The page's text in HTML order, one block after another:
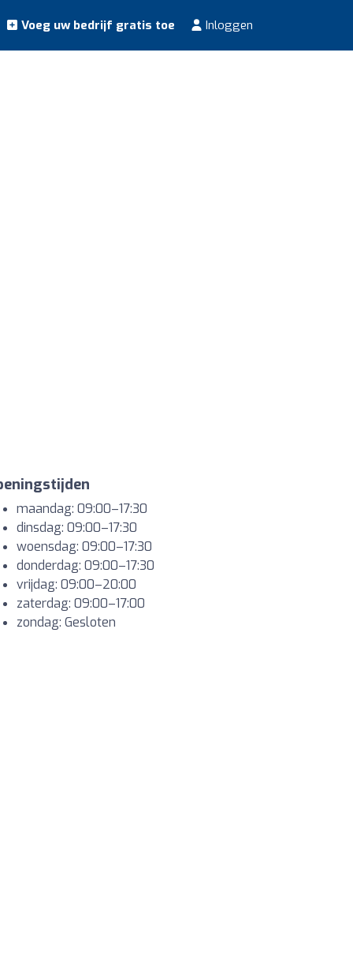
Voeg uw bedrijf gratis toe Inloggen
maandag: 09:00–17:30
dinsdag: 09:00–17:30
woensdag: 09:00–17:30
donderdag: 09:00–17:30
vrijdag: 09:00–20:00
zaterdag: 09:00–17:00
zondag: Gesloten